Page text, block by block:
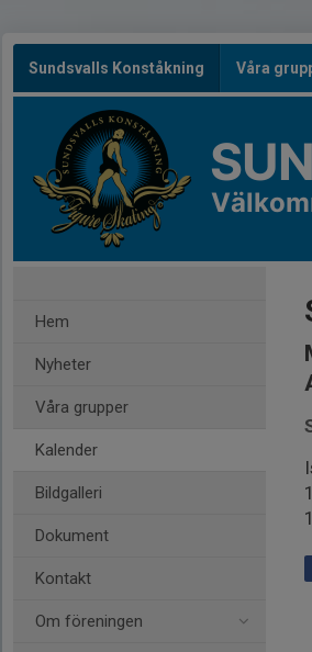
Sundsvalls Konståkning Våra
Hem
Nyheter
Våra grupper
Kalender
Bildgalleri
Dokument
Kontakt
Om föreningen